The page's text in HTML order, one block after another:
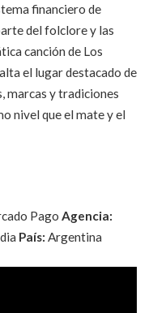
financiero de
del folclore y las
canción de Los
el lugar destacado de
marcas y tradiciones
nivel que el mate y el
Pago Agencia:
País: Argentina